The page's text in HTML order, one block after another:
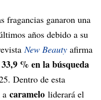
fragancias ganaron una
años debido a su
New Beauty afirma
% en la búsqueda
Dentro de esta
caramelo liderará el